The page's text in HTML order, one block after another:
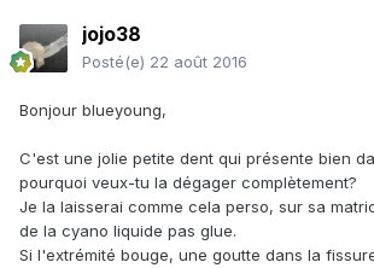
jojo38
Posté(e) 22 août 2016
Bonjour blueyoung,
C'est une jolie petite dent qui présente bien
pourquoi veux-tu la dégager complètement?
Je la laisserai comme cela perso, sur sa
de la cyano liquide pas glue.
Si l'extrémité bouge, une goutte dans la